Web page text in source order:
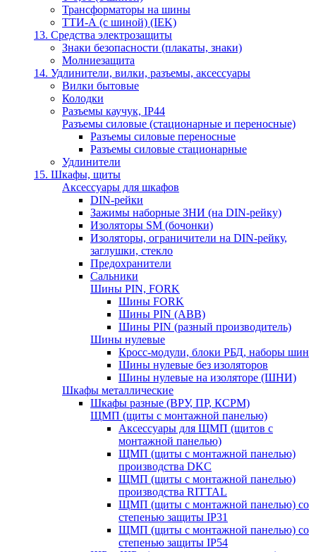
Трансформаторы на шины
ТТИ-А (с шиной) (IEK)
13. Средства электрозащиты
Знаки безопасности (плакаты, знаки)
Молниезащита
14. Удлинители, вилки, разъемы, аксессуары
Вилки бытовые
Колодки
Разъемы каучук, IP44
Разъемы силовые (стационарные и переносные)
Разъемы силовые переносные
Разъемы силовые стационарные
Удлинители
15. Шкафы, щиты
Аксессуары для шкафов
DIN-рейки
Зажимы наборные ЗНИ (на DIN-рейку)
Изоляторы SM (бочонки)
Изоляторы, ограничители на DIN-рейку,
заглушки, стекло
Предохранители
Сальники
Шины PIN, FORK
Шины FORK
Шины PIN (АВВ)
Шины PIN (разный производитель)
Шины нулевые
Кросс-модули, блоки РБД, наборы шин
Шины нулевые без изоляторов
Шины нулевые на изоляторе (ШНИ)
Шкафы металлические
Шкафы разные (ВРУ, ПР, КСРМ)
ЩМП (щиты с монтажной панелью)
Аксессуары для ЩМП (щитов с
монтажной панелью)
ЩМП (щиты с монтажной панелью)
производства DKC
ЩМП (щиты с монтажной панелью)
производства RITTAL
ЩМП (щиты с монтажной панелью) со
степенью защиты IP31
ЩМП (щиты с монтажной панелью) со
степенью защиты IP54